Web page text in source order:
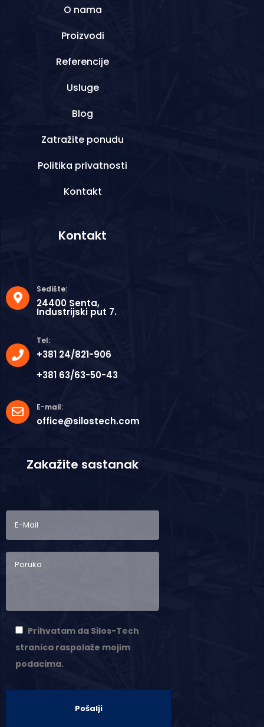
O nama
Proizvodi
Referencije
Usluge
Blog
Zatražite ponudu
Politika privatnosti
Kontakt
Kontakt
Sedište:
24400 Senta,
Industrijski put 7.
Tel:
+381 24/821-906
+381 63/63-50-43
E-mail:
office@silostech.com
Zakažite sastanak
Prihvatam da Silos-Tech
stranica raspolaže mojim
podacima.